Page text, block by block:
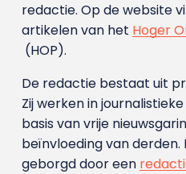
redactie. Op de website
artikelen van het Hoger
(HOP).
De redactie bestaat uit
Zij werken in
basis van vrije
beïnvloeding van derden.
geborgd door een